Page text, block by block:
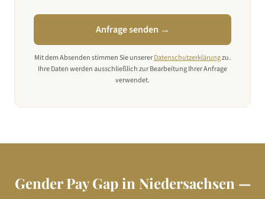
Anfrage senden →
Mit dem Absenden stimmen Sie unsererDatenschutzerklärungzu.
Ihre Daten werden ausschließlich zur Bearbeitung Ihrer Anfrage
verwendet.
Gender Pay Gap in Niedersachsen —